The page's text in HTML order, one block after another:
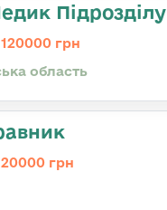
Підрозділу
грн
область
грн